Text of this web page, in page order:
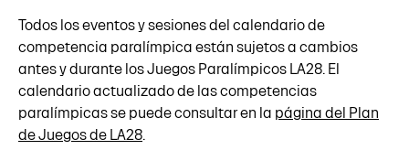
Todos los eventos y sesiones del calendario de
competencia paralímpica están sujetos a cambios
antes y durante los Juegos Paralímpicos LA28. El
calendario actualizado de las competencias
paralímpicas se puede consultar en la página del Plan
de Juegos de LA28.